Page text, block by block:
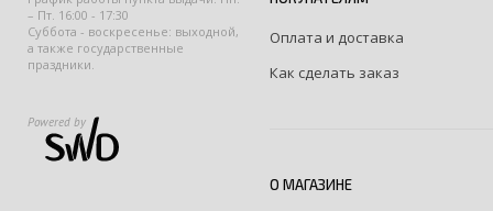
– Пт. 16:00 - 17:30
Суббота - воскресенье: выходной,
а также государственные
праздники.
Powered by
Оплата и доставка
Как сделать заказ
О МАГАЗИНЕ